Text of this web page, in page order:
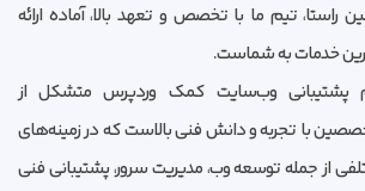
راستا، تیم ما با تخصص و تعهد بالا، آماده ارائه
خدمات به شماست.
پشتیبانی وب‌سایت کمک وردپرس متشکل از
با تجربه و دانش فنی بالاست که در زمینه‌های
از جمله توسعه وب، مدیریت سرور، پشتیبانی فنی